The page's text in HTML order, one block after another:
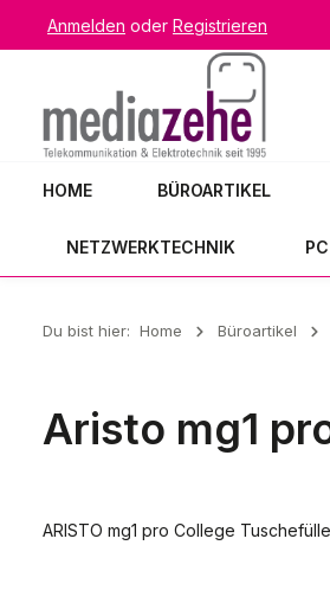
Hauptinhalt springen
Zur Suche springen
Zur Hauptnavigation springen
Anmelden oder Registrieren
HOME BÜROARTIKEL
NETZWERKTECHNIK
Du bist hier: Home Büroartikel
Aristo mg1
ARISTO mg1 pro College